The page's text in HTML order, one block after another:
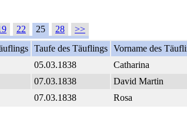
22 25 28
>>
Taufe des Täuflings Vorname des
05.03.1838 Catharina
07.03.1838 David Martin
07.03.1838 Rosa